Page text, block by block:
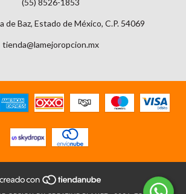
de Baz, Estado de México, C.P. 54069
tienda@lamejoropcion.mx